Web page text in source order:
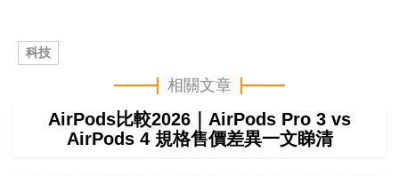
科技
相關文章
AirPods比較2026｜AirPods Pro 3 vs
AirPods 4 規格售價差異一文睇清